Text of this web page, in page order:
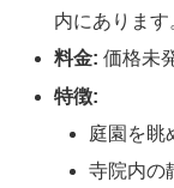
内にあります
料金: 価格未
特徴:
庭園を眺
寺院内の